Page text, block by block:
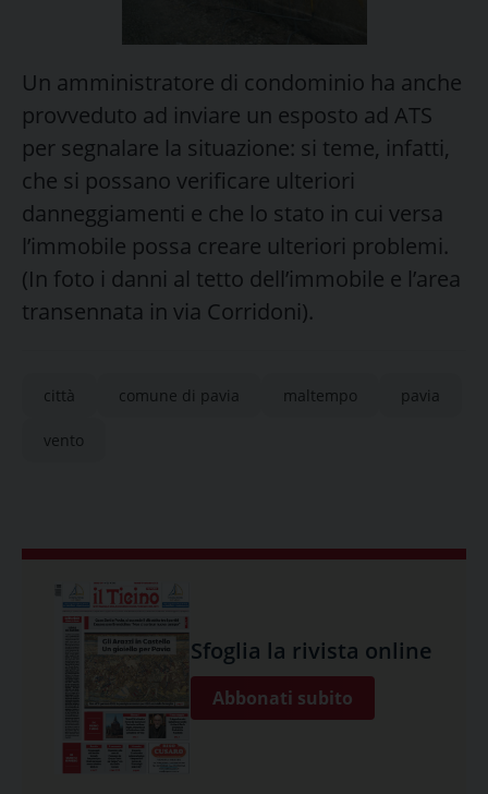
Un amministratore di condominio ha anche
provveduto ad inviare un esposto ad ATS
per segnalare la situazione: si teme, infatti,
che si possano verificare ulteriori
danneggiamenti e che lo stato in cui versa
l’immobile possa creare ulteriori problemi.
(In foto i danni al tetto dell’immobile e l’area
transennata in via Corridoni).
città comune di pavia maltempo pavia
vento
Sfoglia la rivista online
Abbonati subito